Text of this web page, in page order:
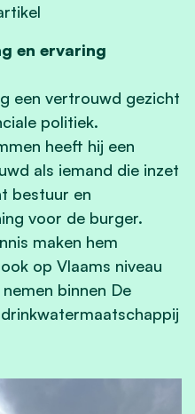
en ervaring
een vertrouwd gezicht
politiek.
heeft hij een
als iemand die inzet
bestuur en
voor de burger.
maken hem
op Vlaams niveau
binnen De